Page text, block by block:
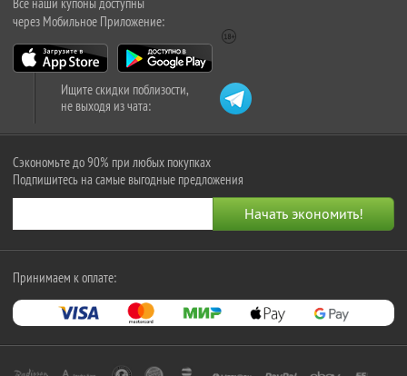
через Мобильное Приложение:
Ищите скидки поблизости,
не выходя из чата:
Сэкономьте до 90% при любых покупках
Подпишитесь на самые выгодные предложения
Принимаем к оплате: